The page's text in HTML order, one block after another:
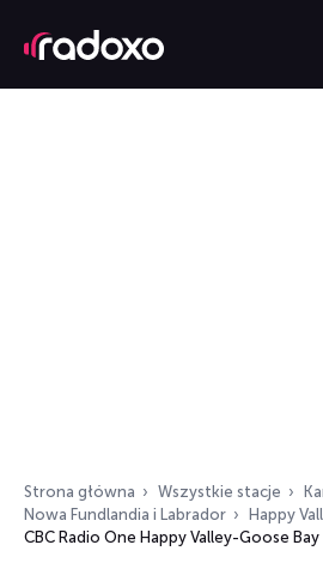
Strona główna Wszystkie stacje
Nowa Fundlandia i Labrador
Happy
CBC Radio One Happy Valley-Goose Bay